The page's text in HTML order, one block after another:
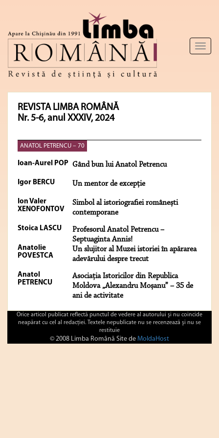
Toggle
REVISTA LIMBA ROMÂNĂ
Nr. 5-6, anul XXXIV, 2024
ANATOL PETRENCU – 70
Ioan-Aurel POP Gând bun lui Anatol Petrencu
Igor BERCU Un mentor de excepţie
Ion Valer
XENOFONTOV
Simbol al istoriografiei românești
contemporane
Stoica LASCU
Profesorul Anatol Petrencu –
Septuaginta Annis!
Anatolie
POVESTCA
Un slujitor al Muzei istoriei în apărarea
adevărului despre trecut
Anatol
PETRENCU
Asociaţia Istoricilor din Republica
Moldova „Alexandru Moșanu” – 35 de
ani de activitate
Orice articol publicat reflectă punctul de vedere al autorului şi nu coincide
neapărat cu cel al redacţiei. Textele nepublicate nu se recenzează şi nu se
restituie
© 2008 Limba Română Site de MoldaHost